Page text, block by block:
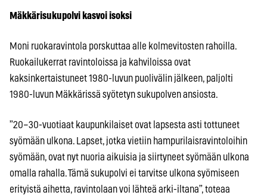
Mäkkärisukupolvi kasvoi isoksi
Moni ruokaravintola porskuttaa alle kolmevitosten rahoilla.
Ruokailukerrat ravintoloissa ja kahviloissa ovat
kaksinkertaistuneet 1980-luvun puolivälin jälkeen, paljolti
1980-luvun Mäkkärissä syötetyn sukupolven ansiosta.
”20–30-vuotiaat kaupunkilaiset ovat lapsesta asti tottuneet
syömään ulkona. Lapset, jotka vietiin hampurilaisravintoloihin
syömään, ovat nyt nuoria aikuisia ja siirtyneet syömään ulkona
omalla rahalla. Tämä sukupolvi ei tarvitse ulkona syömiseen
erityistä aihetta, ravintolaan voi lähteä arki-iltana”, toteaa